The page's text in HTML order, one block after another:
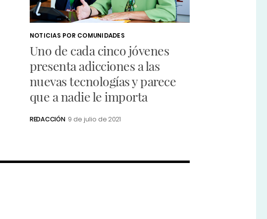
NOTICIAS POR COMUNIDADES
Uno de cada cinco jóvenes
presenta adicciones a las
nuevas tecnologías y parece
que a nadie le importa
REDACCIÓN 9 de julio de 2021